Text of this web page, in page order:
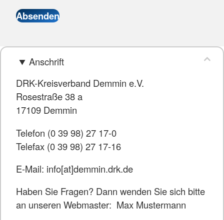
Anschrift
DRK-Kreisverband Demmin e.V.
Rosestraße 38 a
17109 Demmin
Telefon (0 39 98) 27 17-0
Telefax (0 39 98) 27 17-16
E-Mail: info[at]demmin.drk.de
Haben Sie Fragen? Dann wenden Sie sich bitte
an unseren Webmaster: Max Mustermann